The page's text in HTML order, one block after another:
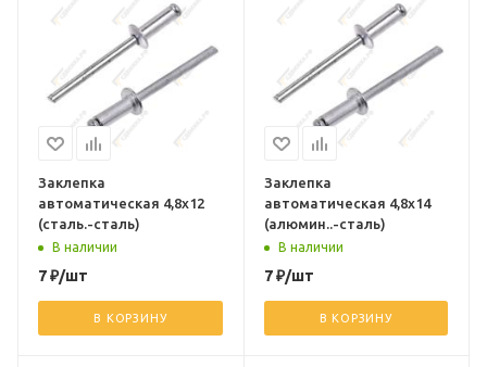
Заклепка
автоматическая 4,8х12
(сталь.-сталь)
В наличии
7₽/шт
В КОРЗИНУ
Заклепка
автоматическая 4,8х14
(алюмин..-сталь)
В наличии
7₽/шт
В КОРЗИНУ